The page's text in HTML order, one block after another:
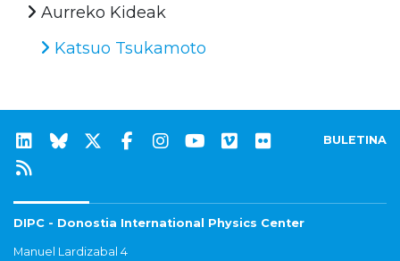
Aurreko Kideak
Katsuo Tsukamoto
BULETINA
DIPC - Donostia International Physics Center
Manuel Lardizabal 4